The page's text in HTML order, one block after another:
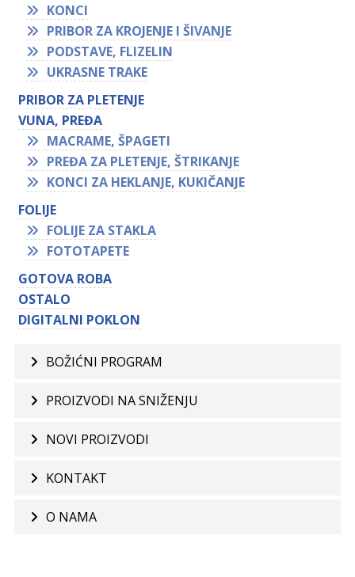
KONCI
PRIBOR ZA KROJENJE I ŠIVANJE
PODSTAVE, FLIZELIN
UKRASNE TRAKE
PRIBOR ZA PLETENJE
VUNA, PREĐA
MACRAME, ŠPAGETI
PREĐA ZA PLETENJE, ŠTRIKANJE
KONCI ZA HEKLANJE, KUKIČANJE
FOLIJE
FOLIJE ZA STAKLA
FOTOTAPETE
GOTOVA ROBA
OSTALO
DIGITALNI POKLON
BOŽIĆNI PROGRAM
PROIZVODI NA SNIŽENJU
NOVI PROIZVODI
KONTAKT
O NAMA